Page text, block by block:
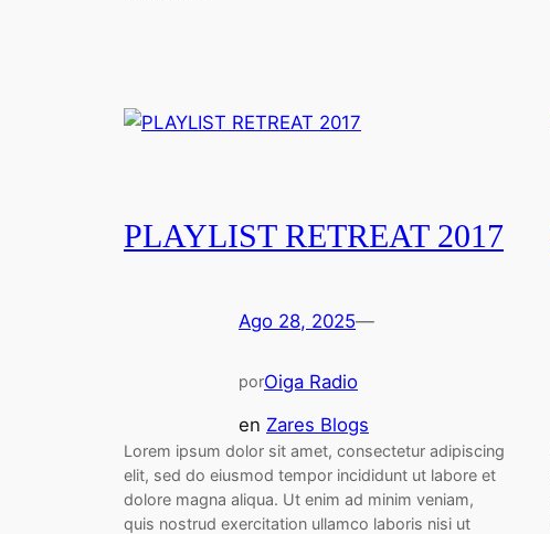
PLAYLIST RETREAT 2017
Ago 28, 2025—
porOiga Radio
en Zares Blogs
Lorem ipsum dolor sit amet, consectetur adipiscing
elit, sed do eiusmod tempor incididunt ut labore et
dolore magna aliqua. Ut enim ad minim veniam,
quis nostrud exercitation ullamco laboris nisi ut